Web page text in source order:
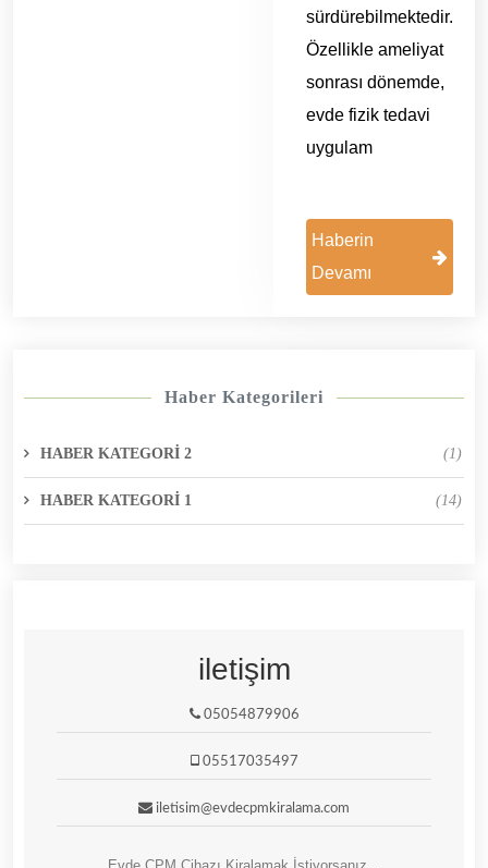
sürdürebilmektedir.
Özellikle ameliyat
sonrası dönemde,
evde fizik tedavi
uygulam
Haberin
Devamı
Haber Kategorileri
HABER KATEGORİ 2 (1)
HABER KATEGORİ 1 (14)
iletişim
05054879906
05517035497
iletisim@evdecpmkiralama.com